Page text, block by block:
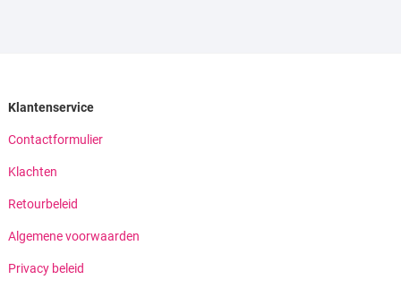
Klantenservice
Contactformulier
Klachten
Retourbeleid
Algemene voorwaarden
Privacy beleid